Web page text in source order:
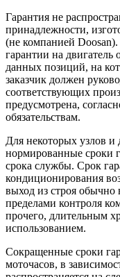
Гарантия не
принадлежности,
(не компанией
гарантии на двигатель
данных позиций, на
заказчик должен
соответствующих
предусмотрена,
обязательствам.
Для некоторых узлов и
нормированные сроки
срока службы. Срок
кондиционирования
выход из строя
пределами контроля
прочего, длительным
использованием.
Сокращенные сроки
моточасов, в